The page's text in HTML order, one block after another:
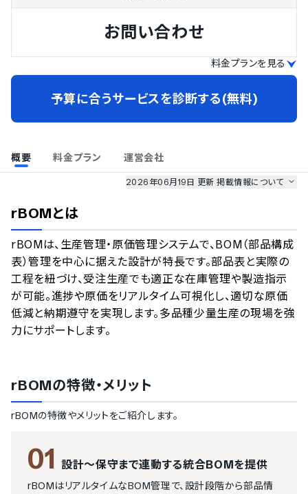
お問い合わせ
料金プランを見る
予算に合うサービスを診断する(無料)
概要 料金プラン 運営会社
2026年06月19日 更新掲載情報について
のサービスデータを参照しています。
情報更新者：業界DX最強ナビ編集部 情報取得元 掲載修正依頼
rBOMとは
rBOMは、生産管理・原価管理システムで、BOM（部品構成
表）管理を中心に据えた設計が特長です。部品表と実際の
工程を紐づけ、受注生産でも適正な在庫管理や製造指示
が可能。進捗や原価をリアルタイム可視化し、適切な原価
低減と納期遵守を実現します。多品種少量生産の現場を強
力にサポートします。
rBOMの特徴・メリット
rBOMの特徴やメリットをご紹介します。
01 設計〜保守まで連動する統合BOMを提供
rBOMはリアルタイムなBOM管理で、設計段階から部品情